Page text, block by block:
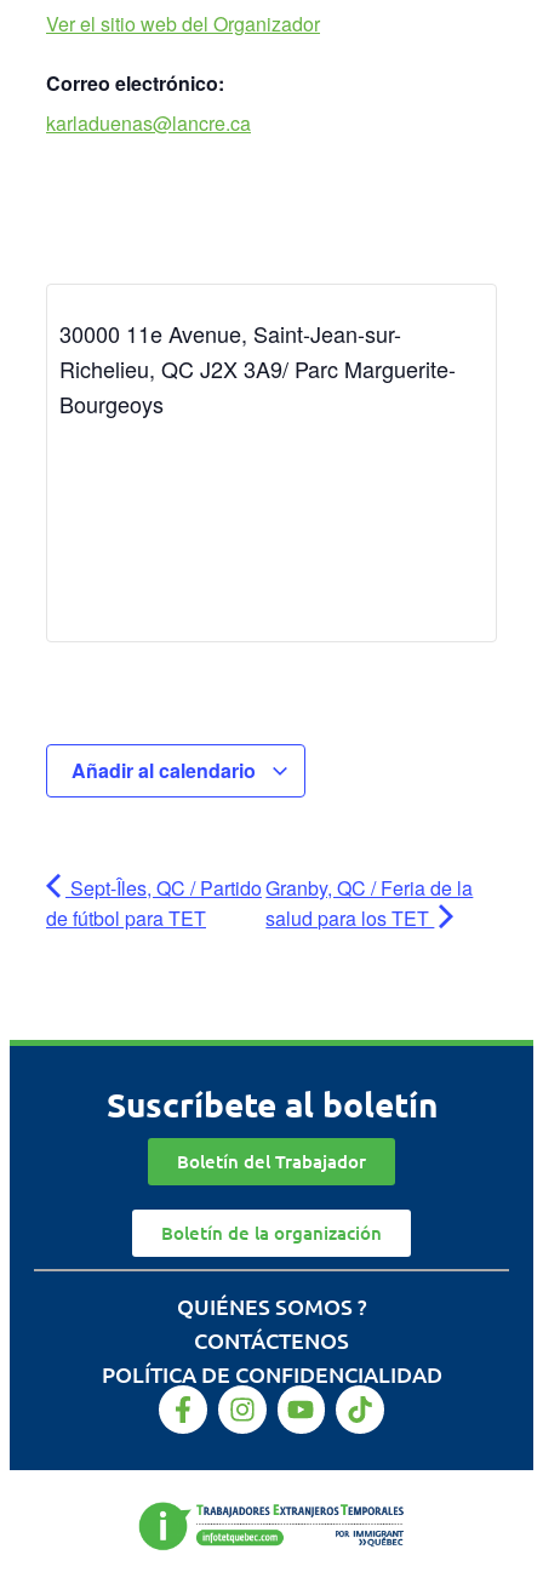
Ver el sitio web del Organizador
Correo electrónico:
karladuenas@lancre.ca
30000 11e Avenue, Saint-Jean-sur-
Richelieu, QC J2X 3A9/ Parc Marguerite-
Bourgeoys
Añadir al calendario
Sept-Îles, QC / Partido
de fútbol para TET
Granby, QC / Feria de la
salud para los TET
Suscríbete al boletín
Boletín del Trabajador
Boletín de la organización
QUIÉNES SOMOS ?
CONTÁCTENOS
POLÍTICA DE CONFIDENCIALIDAD